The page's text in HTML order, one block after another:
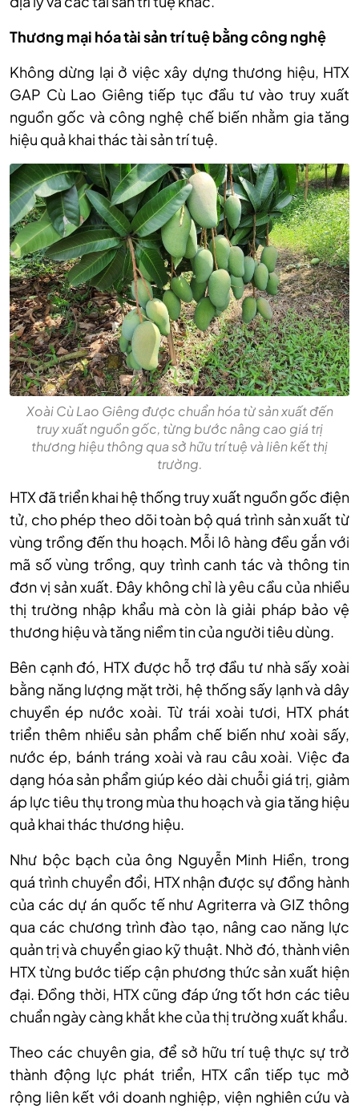
Thương mại hóa tài sản trí tuệ bằng công nghệ
Không dừng lại ở việc xây dựng thương hiệu, HTX
GAP Cù Lao Giêng tiếp tục đầu tư vào truy xuất
nguồn gốc và công nghệ chế biến nhằm gia tăng
hiệu quả khai thác tài sản trí tuệ.
Xoài Cù Lao Giêng được chuẩn hóa từ sản xuất đến
truy xuất nguồn gốc, từng bước nâng cao giá trị
thương hiệu thông qua sở hữu trí tuệ và liên kết thị
trường.
HTX đã triển khai hệ thống truy xuất nguồn gốc điện
tử, cho phép theo dõi toàn bộ quá trình sản xuất từ
vùng trồng đến thu hoạch. Mỗi lô hàng đều gắn với
mã số vùng trồng, quy trình canh tác và thông tin
đơn vị sản xuất. Đây không chỉ là yêu cầu của nhiều
thị trường nhập khẩu mà còn là giải pháp bảo vệ
thương hiệu và tăng niềm tin của người tiêu dùng.
Bên cạnh đó, HTX được hỗ trợ đầu tư nhà sấy xoài
bằng năng lượng mặt trời, hệ thống sấy lạnh và dây
chuyền ép nước xoài. Từ trái xoài tươi, HTX phát
triển thêm nhiều sản phẩm chế biến như xoài sấy,
nước ép, bánh tráng xoài và rau câu xoài. Việc đa
dạng hóa sản phẩm giúp kéo dài chuỗi giá trị, giảm
áp lực tiêu thụ trong mùa thu hoạch và gia tăng hiệu
quả khai thác thương hiệu.
Như bộc bạch của ông Nguyễn Minh Hiền, trong
quá trình chuyển đổi, HTX nhận được sự đồng hành
của các dự án quốc tế như Agriterra và GIZ thông
qua các chương trình đào tạo, nâng cao năng lực
quản trị và chuyển giao kỹ thuật. Nhờ đó, thành viên
HTX từng bước tiếp cận phương thức sản xuất hiện
đại. Đồng thời, HTX cũng đáp ứng tốt hơn các tiêu
chuẩn ngày càng khắt khe của thị trường xuất khẩu.
Theo các chuyên gia, để sở hữu trí tuệ thực sự trở
thành động lực phát triển, HTX cần tiếp tục mở
rộng liên kết với doanh nghiệp, viện nghiên cứu và